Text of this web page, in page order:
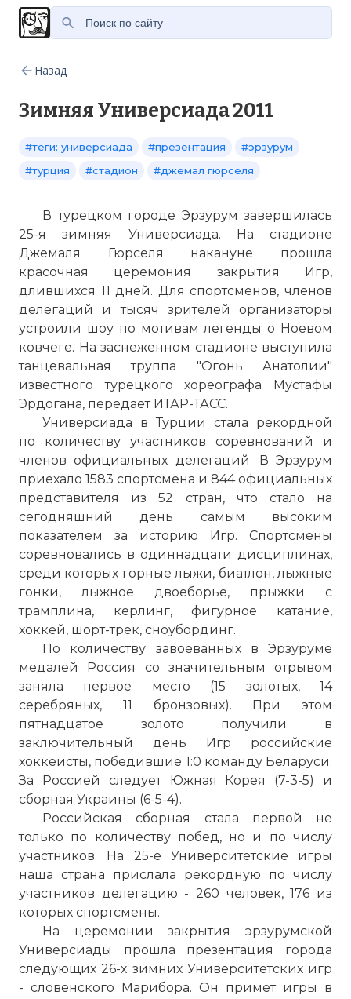
Назад
Зимняя Универсиада 2011
#теги: универсиада #презентация
#эрзурум
#турция
#стадион #джемал гюрселя
В турецком городе Эрзурум завершилась
25-я зимняя Универсиада. На стадионе
Джемаля Гюрселя накануне прошла
красочная церемония закрытия Игр,
длившихся 11 дней. Для спортсменов, членов
делегаций и тысяч зрителей организаторы
устроили шоу по мотивам легенды о Ноевом
ковчеге. На заснеженном стадионе выступила
танцевальная труппа "Огонь Анатолии"
известного турецкого хореографа Мустафы
Эрдогана, передает ИТАР-ТАСС.
Универсиада в Турции стала рекордной
по количеству участников соревнований и
членов официальных делегаций. В Эрзурум
приехало 1583 спортсмена и 844 официальных
представителя из 52 стран, что стало на
сегодняшний день самым высоким
показателем за историю Игр. Спортсмены
соревновались в одиннадцати дисциплинах,
среди которых горные лыжи, биатлон, лыжные
гонки, лыжное двоеборье, прыжки с
трамплина, керлинг, фигурное катание,
хоккей, шорт-трек, сноубординг.
По количеству завоеванных в Эрзуруме
медалей Россия со значительным отрывом
заняла первое место (15 золотых, 14
серебряных, 11 бронзовых). При этом
пятнадцатое золото получили в
заключительный день Игр российские
хоккеисты, победившие 1:0 команду Беларуси.
За Россией следует Южная Корея (7-3-5) и
сборная Украины (6-5-4).
Российская сборная стала первой не
только по количеству побед, но и по числу
участников. На 25-е Университетские игры
наша страна прислала рекордную по числу
участников делегацию - 260 человек, 176 из
которых спортсмены.
На церемонии закрытия эрзурумской
Универсиады прошла презентация города
следующих 26-х зимних Университетских игр
- словенского Марибора. Он примет игры в